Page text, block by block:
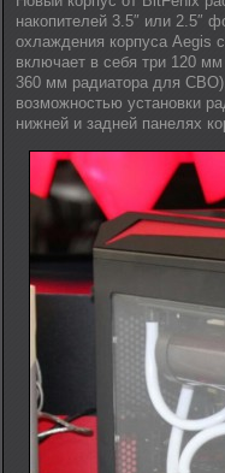
накопителей 3.5″ или 2.5″
охлаждения корпуса Aegis
включает в себя три 120
360 мм радиатора для
возможностью установки
нижней и задней панелях